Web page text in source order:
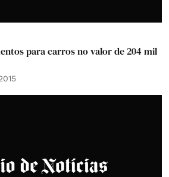
para carros no valor de 204 mil